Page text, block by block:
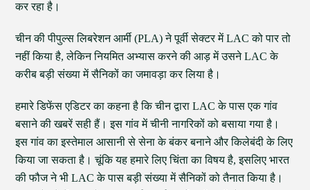
कर रहा है।
चीन की पीपुल्स लिबरेशन आर्मी (PLA) ने पूर्वी सेक्टर में LAC को पार तो
नहीं किया है, लेकिन नियमित अभ्यास करने की आड़ में उसने LAC के
करीब बड़ी संख्या में सैनिकों का जमावड़ा कर लिया है।
हमारे डिफेंस एडिटर का कहना है कि चीन द्वारा LAC के पास एक गांव
बसाने की खबरें सही हैं। इस गांव में चीनी नागरिकों को बसाया गया है।
इस गांव का इस्तेमाल आसानी से सेना के बंकर बनाने और किलेबंदी के लिए
किया जा सकता है। चूंकि यह हमारे लिए चिंता का विषय है, इसलिए भारत
की फौज ने भी LAC के पास बड़ी संख्या में सैनिकों को तैनात किया है।